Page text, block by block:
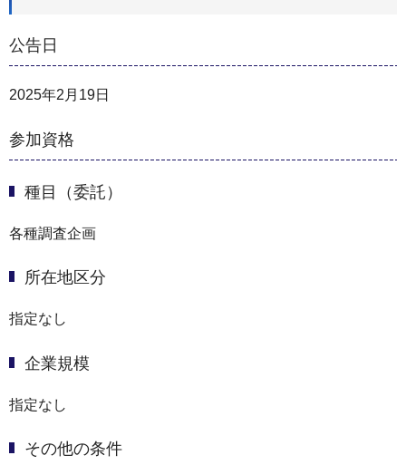
公告日
2025年2月19日
参加資格
種目（委託）
各種調査企画
所在地区分
指定なし
企業規模
指定なし
その他の条件